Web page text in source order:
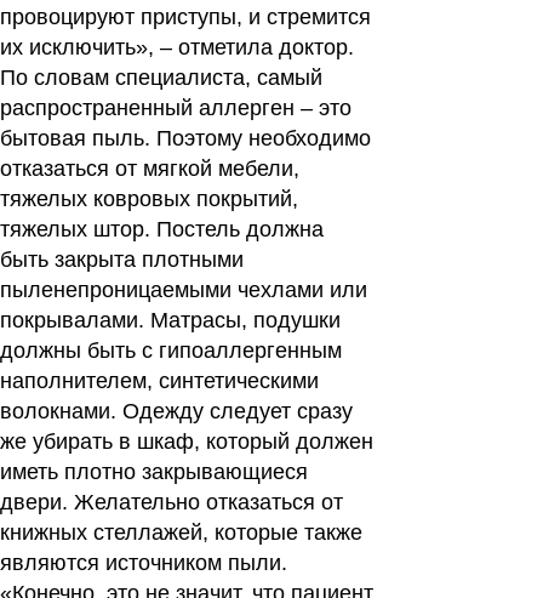
провоцируют приступы, и стремится
их исключить», – отметила доктор.
По словам специалиста, самый
распространенный аллерген – это
бытовая пыль. Поэтому необходимо
отказаться от мягкой мебели,
тяжелых ковровых покрытий,
тяжелых штор. Постель должна
быть закрыта плотными
пыленепроницаемыми чехлами или
покрывалами. Матрасы, подушки
должны быть с гипоаллергенным
наполнителем, синтетическими
волокнами. Одежду следует сразу
же убирать в шкаф, который должен
иметь плотно закрывающиеся
двери. Желательно отказаться от
книжных стеллажей, которые также
являются источником пыли.
«Конечно, это не значит, что пациент